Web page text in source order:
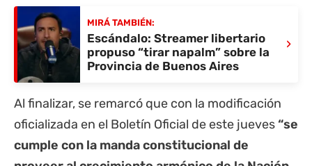
MIRÁ TAMBIÉN:
Escándalo: Streamer libertario
propuso “tirar napalm” sobre la
Provincia de Buenos Aires
›
Al finalizar, se remarcó que con la modificación
oficializada en el Boletín Oficial de este jueves“se
cumple con la manda constitucional de